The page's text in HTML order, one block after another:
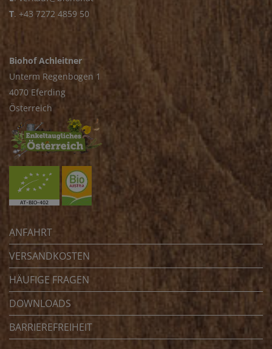
T. +43 7272 4859 50
Biohof Achleitner
Unterm Regenbogen 1
4070 Eferding
Österreich
ANFAHRT
VERSANDKOSTEN
HÄUFIGE FRAGEN
DOWNLOADS
BARRIEREFREIHEIT